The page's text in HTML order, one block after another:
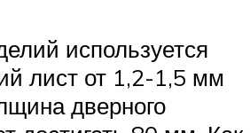
используется
лист от 1,2-1,5 мм
дверного